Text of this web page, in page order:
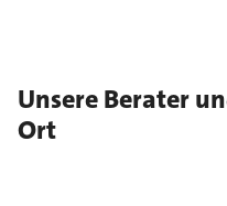
Unsere Berater
Ort